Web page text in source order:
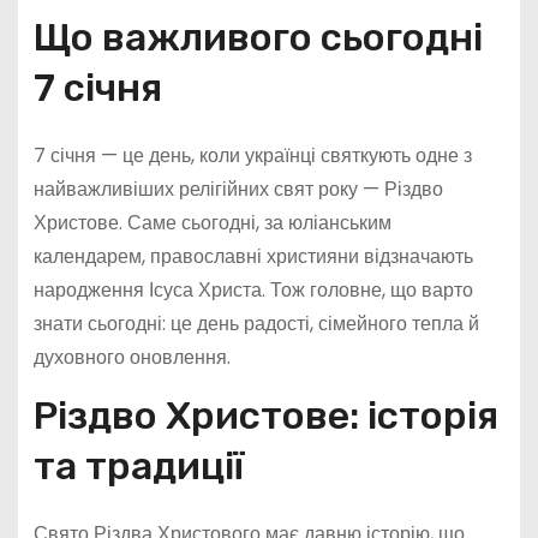
Що важливого сьогодні
7 січня
7 січня — це день, коли українці святкують одне з
найважливіших релігійних свят року — Різдво
Христове. Саме сьогодні, за юліанським
календарем, православні християни відзначають
народження Ісуса Христа. Тож головне, що варто
знати сьогодні: це день радості, сімейного тепла й
духовного оновлення.
Різдво Христове: історія
та традиції